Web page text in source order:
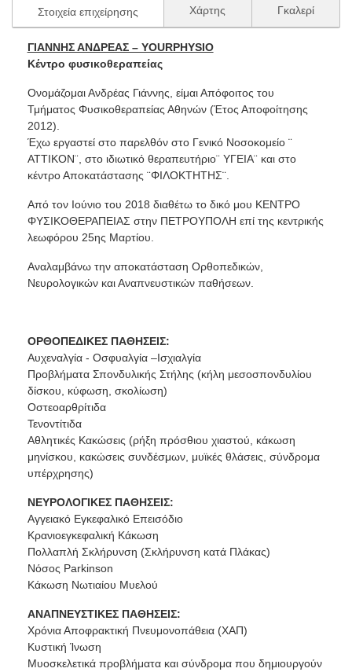
Στοιχεία επιχείρησης Χάρτης Γκαλερί
ΓΙΑΝΝΗΣ ΑΝΔΡΕΑΣ – YOURPHYSIO
Κέντρο φυσικοθεραπείας
Ονομάζομαι Ανδρέας Γιάννης, είμαι Απόφοιτος του
Τμήματος Φυσικοθεραπείας Αθηνών (Έτος Αποφοίτησης
2012).
Έχω εργαστεί στο παρελθόν στο Γενικό Νοσοκομείο ¨
ΑΤΤΙΚΟΝ¨, στο ιδιωτικό θεραπευτήριο¨ ΥΓΕΙΑ¨ και στο
κέντρο Αποκατάστασης ¨ΦΙΛΟΚΤΗΤΗΣ¨.
Από τον Ιούνιο του 2018 διαθέτω το δικό μου ΚΕΝΤΡΟ
ΦΥΣΙΚΟΘΕΡΑΠΕΙΑΣ στην ΠΕΤΡΟΥΠΟΛΗ επί της κεντρικής
λεωφόρου 25ης Μαρτίου.
Αναλαμβάνω την αποκατάσταση Ορθοπεδικών,
Νευρολογικών και Αναπνευστικών παθήσεων.
ΟΡΘΟΠΕΔΙΚΕΣ ΠΑΘΗΣΕΙΣ:
Αυχεναλγία - Οσφυαλγία –Ισχιαλγία
Προβλήματα Σπονδυλικής Στήλης (κήλη μεσοσπονδυλίου
δίσκου, κύφωση, σκολίωση)
Οστεοαρθρίτιδα
Τενοντίτιδα
Αθλητικές Κακώσεις (ρήξη πρόσθιου χιαστού, κάκωση
μηνίσκου, κακώσεις συνδέσμων, μυϊκές θλάσεις, σύνδρομα
υπέρχρησης)
ΝΕΥΡΟΛΟΓΙΚΕΣ ΠΑΘΗΣΕΙΣ:
Αγγειακό Εγκεφαλικό Επεισόδιο
Κρανιοεγκεφαλική Κάκωση
Πολλαπλή Σκλήρυνση (Σκλήρυνση κατά Πλάκας)
Νόσος Parkinson
Κάκωση Νωτιαίου Μυελού
ΑΝΑΠΝΕΥΣΤΙΚΕΣ ΠΑΘΗΣΕΙΣ:
Χρόνια Αποφρακτική Πνευμονοπάθεια (ΧΑΠ)
Κυστική Ίνωση
Μυοσκελετικά προβλήματα και σύνδρομα που δημιουργούν